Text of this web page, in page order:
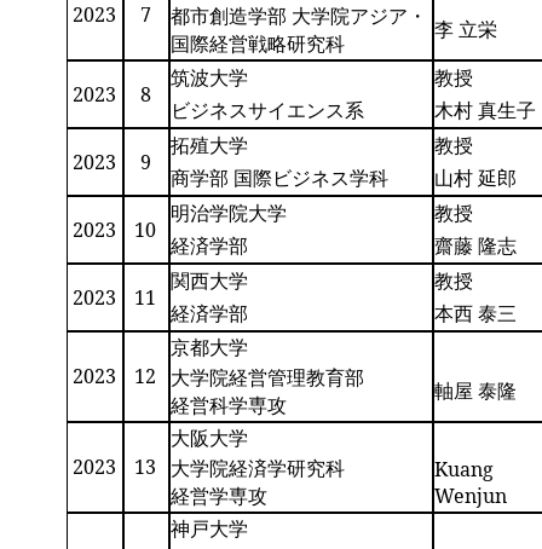
2023 7
都市創造学部 大学院アジア・
国際経営戦略研究科
李 立栄
2023 8
筑波大学
教授
ビジネスサイエンス系
木村 真生子
2023
9
拓殖大学
教授
商学部 国際ビジネス学科
山村 延郎
2023
10
明治学院大学
教授
経済学部
齋藤 隆志
2023
11
関西大学
教授
経済学部
本西 泰三
2023 12
京都大学
大学院経営管理教育部
経営科学専攻
軸屋 泰隆
2023 13
大阪大学
大学院経済学研究科
経営学専攻
Kuang
Wenjun
神戸大学